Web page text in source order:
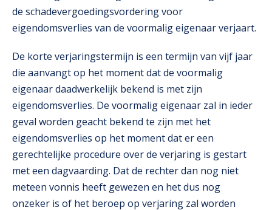
de schadevergoedingsvordering voor
eigendomsverlies van de voormalig eigenaar verjaart.
De korte verjaringstermijn is een termijn van vijf jaar
die aanvangt op het moment dat de voormalig
eigenaar daadwerkelijk bekend is met zijn
eigendomsverlies. De voormalig eigenaar zal in ieder
geval worden geacht bekend te zijn met het
eigendomsverlies op het moment dat er een
gerechtelijke procedure over de verjaring is gestart
met een dagvaarding. Dat de rechter dan nog niet
meteen vonnis heeft gewezen en het dus nog
onzeker is of het beroep op verjaring zal worden